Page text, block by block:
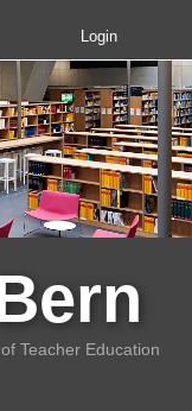
Login
Teacher Education